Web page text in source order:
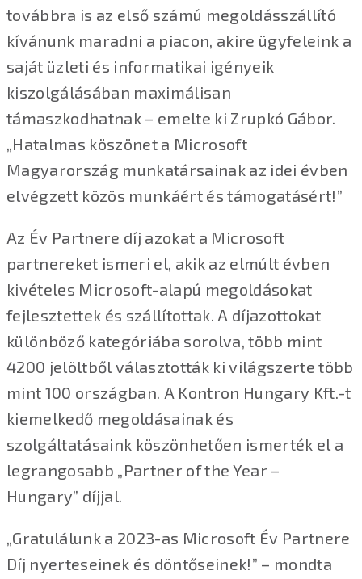
továbbra is az első számú megoldásszállító
kívánunk maradni a piacon, akire ügyfeleink a
saját üzleti és informatikai igényeik
kiszolgálásában maximálisan
támaszkodhatnak – emelte ki Zrupkó Gábor.
„Hatalmas köszönet a Microsoft
Magyarország munkatársainak az idei évben
elvégzett közös munkáért és támogatásért!”
Az Év Partnere díj azokat a Microsoft
partnereket ismeri el, akik az elmúlt évben
kivételes Microsoft-alapú megoldásokat
fejlesztettek és szállítottak. A díjazottokat
különböző kategóriába sorolva, több mint
4200 jelöltből választották ki világszerte több
mint 100 országban. A Kontron Hungary Kft.-t
kiemelkedő megoldásainak és
szolgáltatásaink köszönhetően ismerték el a
legrangosabb „Partner of the Year –
Hungary” díjjal.
„Gratulálunk a 2023-as Microsoft Év Partnere
Díj nyerteseinek és döntőseinek!” – mondta